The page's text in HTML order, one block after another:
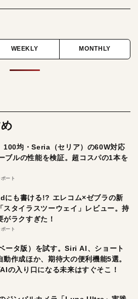
WEEKLY MONTHLY
100均・Seria（セリア）の60W対応
ブルの性能を検証。超コスパの1本を
ポート
にも書ける!? エレコム×ゼブラの新
スタイラスツーウェイ」レビュー。持
がラクすぎた！
ポート
ータ版）を試す。Siri AI、ショート
動作成ほか、期待大の便利機能5選。
の入り口になる未来はすぐそこ！